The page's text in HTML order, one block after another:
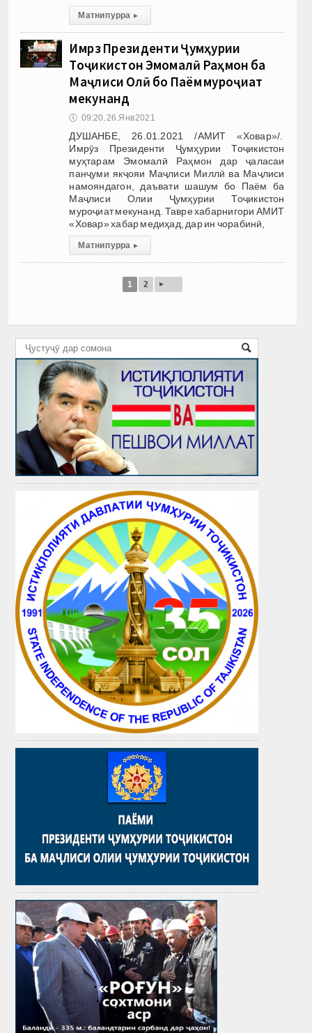
Матни пурра ▸
Имрӯз Президенти Ҷумҳурии
Тоҷикистон Эмомалӣ Раҳмон ба
Маҷлиси Олӣ бо Паём муроҷиат
мекунанд
🕔 09:20, 26.Янв 2021
ДУШАНБЕ, 26.01.2021 /АМИТ «Ховар»/.
Имрӯз Президенти Ҷумҳурии Тоҷикистон
муҳтарам Эмомалӣ Раҳмон дар ҷаласаи
панҷуми якҷояи Маҷлиси Миллӣ ва Маҷлиси
намояндагон, даъвати шашум бо Паём ба
Маҷлиси Олии Ҷумҳурии Тоҷикистон
муроҷиат мекунанд. Тавре хабарнигори АМИТ
«Ховар» хабар медиҳад, дар ин чорабинӣ,
Матни пурра ▸
1 2 ▸